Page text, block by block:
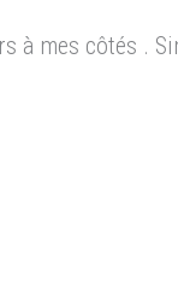
mes côtés .